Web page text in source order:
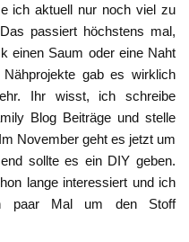
ich aktuell nur noch viel zu
passiert höchstens mal,
einen Saum oder eine Naht
gab es wirklich
Ihr wisst, ich schreibe
Blog Beiträge und stelle
November geht es jetzt um
sollte es ein DIY geben.
lange interessiert und ich
paar Mal um den Stoff